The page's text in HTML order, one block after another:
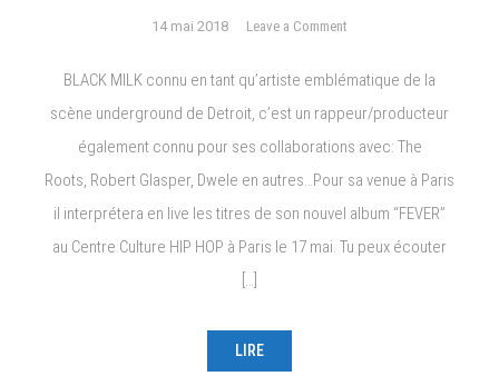
14 mai 2018 Leave a Comment
Hip
Black
Milk
à
Mai
BLACK MILK connu en tant qu’artiste emblématique de la
scène underground de Detroit, c’est un rappeur/producteur
également connu pour ses collaborations avec: The
Roots, Robert Glasper, Dwele en autres…Pour sa venue à Paris
il interprétera en live les titres de son nouvel album “FEVER”
au Centre Culture HIP HOP à Paris le 17 mai. Tu peux écouter
[…]
LIRE